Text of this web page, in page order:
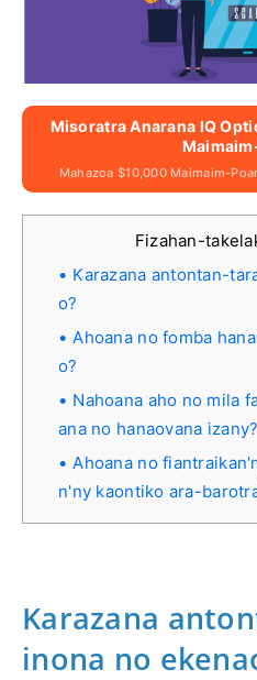
Misoratra Anarana IQ
Mahazoa $10,000 Maimaim-
Fizahan-
Karazana antontan-
o?
Ahoana no fomba
o?
Nahoana aho no mila
ana no hanaovana izany?
Ahoana no
n'ny kaontiko ara-
Karazana
inona no